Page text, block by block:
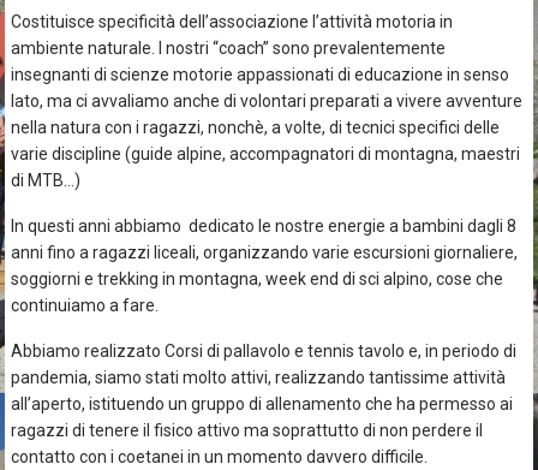
Costituisce specificità dell’associazione l’attività motoria in
ambiente naturale. I nostri “coach” sono prevalentemente
insegnanti di scienze motorie appassionati di educazione in senso
lato, ma ci avvaliamo anche di volontari preparati a vivere avventure
nella natura con i ragazzi, nonchè, a volte, di tecnici specifici delle
varie discipline (guide alpine, accompagnatori di montagna, maestri
di MTB…)
In questi anni abbiamo dedicato le nostre energie a bambini dagli 8
anni fino a ragazzi liceali, organizzando varie escursioni giornaliere,
soggiorni e trekking in montagna, week end di sci alpino, cose che
continuiamo a fare.
Abbiamo realizzato Corsi di pallavolo e tennis tavolo e, in periodo di
pandemia, siamo stati molto attivi, realizzando tantissime attività
all’aperto, istituendo un gruppo di allenamento che ha permesso ai
ragazzi di tenere il fisico attivo ma soprattutto di non perdere il
contatto con i coetanei in un momento davvero difficile.